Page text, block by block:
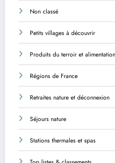
Non classé
Petits villages à découvrir
Produits du terroir et
Régions de France
Retraites nature et déconnexion
Séjours nature
Stations thermales et spas